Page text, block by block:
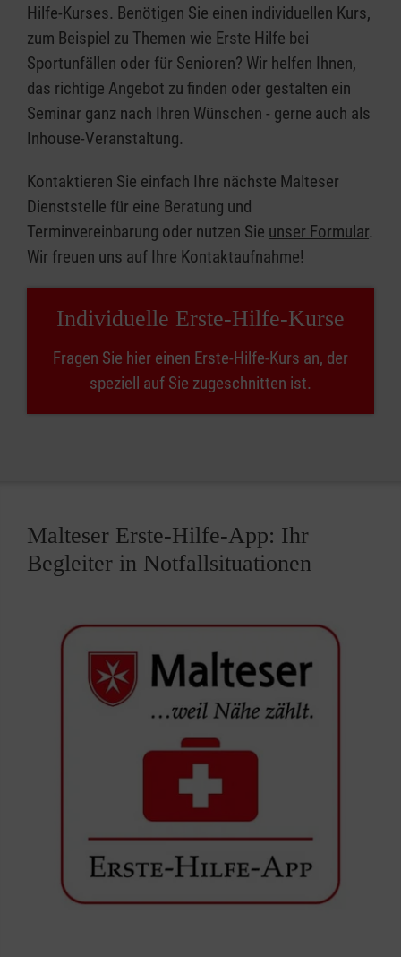
Hilfe-Kurses. Benötigen Sie einen individuellen Kurs,
zum Beispiel zu Themen wie Erste Hilfe bei
Sportunfällen oder für Senioren? Wir helfen Ihnen,
das richtige Angebot zu finden oder gestalten ein
Seminar ganz nach Ihren Wünschen - gerne auch als
Inhouse-Veranstaltung.
Kontaktieren Sie einfach Ihre nächste Malteser
Dienststelle für eine Beratung und
Terminvereinbarung oder nutzen Sie unser Formular.
Wir freuen uns auf Ihre Kontaktaufnahme!
Individuelle Erste-Hilfe-Kurse
Fragen Sie hier einen Erste-Hilfe-Kurs an, der
speziell auf Sie zugeschnitten ist.
Malteser Erste-Hilfe-App: Ihr
Begleiter in Notfallsituationen